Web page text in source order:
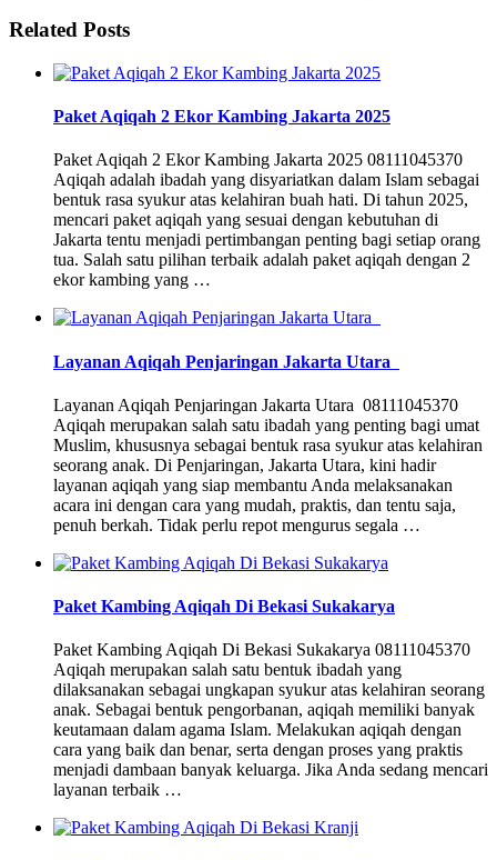
Related Posts
Paket Aqiqah 2 Ekor Kambing Jakarta 2025
Paket Aqiqah 2 Ekor Kambing Jakarta 2025 08111045370
Aqiqah adalah ibadah yang disyariatkan dalam Islam sebagai
bentuk rasa syukur atas kelahiran buah hati. Di tahun 2025,
mencari paket aqiqah yang sesuai dengan kebutuhan di
Jakarta tentu menjadi pertimbangan penting bagi setiap orang
tua. Salah satu pilihan terbaik adalah paket aqiqah dengan 2
ekor kambing yang …
Layanan Aqiqah Penjaringan Jakarta Utara
Layanan Aqiqah Penjaringan Jakarta Utara 08111045370
Aqiqah merupakan salah satu ibadah yang penting bagi umat
Muslim, khususnya sebagai bentuk rasa syukur atas kelahiran
seorang anak. Di Penjaringan, Jakarta Utara, kini hadir
layanan aqiqah yang siap membantu Anda melaksanakan
acara ini dengan cara yang mudah, praktis, dan tentu saja,
penuh berkah. Tidak perlu repot mengurus segala …
Paket Kambing Aqiqah Di Bekasi Sukakarya
Paket Kambing Aqiqah Di Bekasi Sukakarya 08111045370
Aqiqah merupakan salah satu bentuk ibadah yang
dilaksanakan sebagai ungkapan syukur atas kelahiran seorang
anak. Sebagai bentuk pengorbanan, aqiqah memiliki banyak
keutamaan dalam agama Islam. Melakukan aqiqah dengan
cara yang baik dan benar, serta dengan proses yang praktis
menjadi dambaan banyak keluarga. Jika Anda sedang mencari
layanan terbaik …